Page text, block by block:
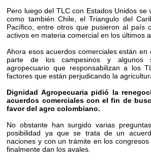
Pero luego del TLC con Estados Unidos se
como también Chile, el Triangulo del
Pacífico, entre otros que pusieron al país
activos en materia comercial en los últimos
Ahora esos acuerdos comerciales están
parte de los campesinos y algunos
agropecuario que responsabilizan a los
factores que están perjudicando la
Dignidad Agropecuaria pidió la
acuerdos comerciales con el fin de
favor del agro colombiano.
No obstante han surgido varias
posibilidad ya que se trata de un
naciones y con un trámite en los
finalmente dan los avales.